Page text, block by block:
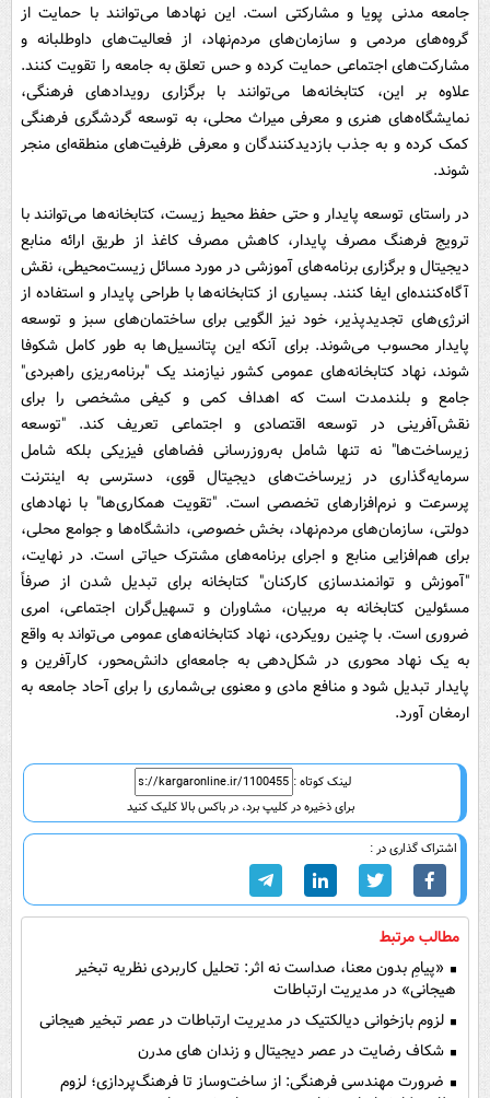
جامعه مدنی پویا و مشارکتی است. این نهادها می‌توانند با حمایت از
گروه‌های مردمی و سازمان‌های مردم‌نهاد، از فعالیت‌های داوطلبانه و
مشارکت‌های اجتماعی حمایت کرده و حس تعلق به جامعه را تقویت کنند.
علاوه بر این، کتابخانه‌ها می‌توانند با برگزاری رویدادهای فرهنگی،
نمایشگاه‌های هنری و معرفی میراث محلی، به توسعه گردشگری فرهنگی
کمک کرده و به جذب بازدیدکنندگان و معرفی ظرفیت‌های منطقه‌ای منجر
شوند.
در راستای توسعه پایدار و حتی حفظ محیط زیست، کتابخانه‌ها می‌توانند با
ترویج فرهنگ مصرف پایدار، کاهش مصرف کاغذ از طریق ارائه منابع
دیجیتال و برگزاری برنامه‌های آموزشی در مورد مسائل زیست‌محیطی، نقش
آگاه‌کننده‌ای ایفا کنند. بسیاری از کتابخانه‌ها با طراحی پایدار و استفاده از
انرژی‌های تجدیدپذیر، خود نیز الگویی برای ساختمان‌های سبز و توسعه
پایدار محسوب می‌شوند. برای آنکه این پتانسیل‌ها به طور کامل شکوفا
شوند، نهاد کتابخانه‌های عمومی کشور نیازمند یک "برنامه‌ریزی راهبردی"
جامع و بلندمدت است که اهداف کمی و کیفی مشخصی را برای
نقش‌آفرینی در توسعه اقتصادی و اجتماعی تعریف کند. "توسعه
زیرساخت‌ها" نه تنها شامل به‌روزرسانی فضاهای فیزیکی بلکه شامل
سرمایه‌گذاری در زیرساخت‌های دیجیتال قوی، دسترسی به اینترنت
پرسرعت و نرم‌افزارهای تخصصی است. "تقویت همکاری‌ها" با نهادهای
دولتی، سازمان‌های مردم‌نهاد، بخش خصوصی، دانشگاه‌ها و جوامع محلی،
برای هم‌افزایی منابع و اجرای برنامه‌های مشترک حیاتی است. در نهایت،
"آموزش و توانمندسازی کارکنان" کتابخانه برای تبدیل شدن از صرفاً
مسئولین کتابخانه به مربیان، مشاوران و تسهیل‌گران اجتماعی، امری
ضروری است. با چنین رویکردی، نهاد کتابخانه‌های عمومی می‌تواند به واقع
به یک نهاد محوری در شکل‌دهی به جامعه‌ای دانش‌محور، کارآفرین و
پایدار تبدیل شود و منافع مادی و معنوی بی‌شماری را برای آحاد جامعه به
ارمغان آورد.
لینک کوتاه :
برای ذخیره در کلیپ برد، در باکس بالا کلیک کنید
اشتراک گذاری در :
مطالب مرتبط
«پیامِ بدون معنا، صداست نه اثر: تحلیل کاربردی نظریه تبخیر
هیجانی» در مدیریت ارتباطات
لزوم بازخوانی دیالکتیک در مدیریت ارتباطات در عصر تبخیر هیجانی
شکاف رضایت در عصر دیجیتال و زندان های مدرن
ضرورت مهندسی فرهنگی: از ساخت‌وساز تا فرهنگ‌پردازی؛ لزوم